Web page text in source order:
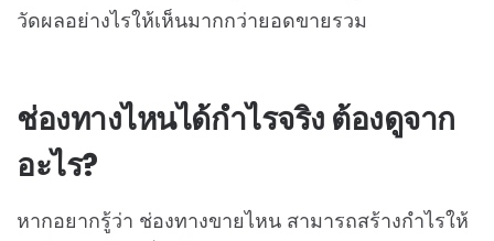
วัดผลอย่างไรให้เห็นมากกว่ายอดขายรวม
ช่องทางไหนได้กำไรจริง ต้องดูจาก
อะไร?
หากอยากรู้ว่า ช่องทางขายไหน สามารถสร้างกำไรให้